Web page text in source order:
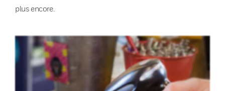
plus encore.